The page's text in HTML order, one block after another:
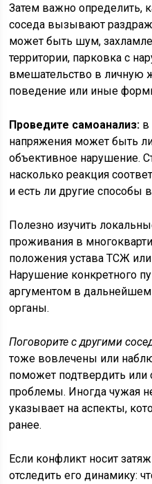
Затем важно определить,
соседа вызывают
может быть шум,
территории, парковка с
вмешательство в личную
поведение или иные
Проведите самоанализ: в
напряжения может быть
объективное нарушение.
насколько реакция
и есть ли другие способы
Полезно изучить
проживания в
положения устава ТСЖ
Нарушение конкретного
аргументом в
органы.
Поговорите с другими
тоже вовлечены или
поможет подтвердить или
проблемы. Иногда чужая
указывает на аспекты,
ранее.
Если конфликт носит
отследить его динамику: